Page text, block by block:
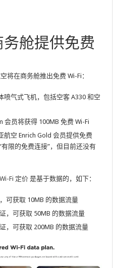
舱提供免费
将在商务舱推出免费 Wi-Fi：
气式飞机，包括空客 A330 和空
会员将获得 100MB 免费 Wi-Fi
空 Enrich Gold 会员提供免费
限的免费连接”，但目前还没有
Fi 定价是基于数据的，如下：
可获取 10MB 的数据流量
，可获取 50MB 的数据流量
，可获取 200MB 的数据流量